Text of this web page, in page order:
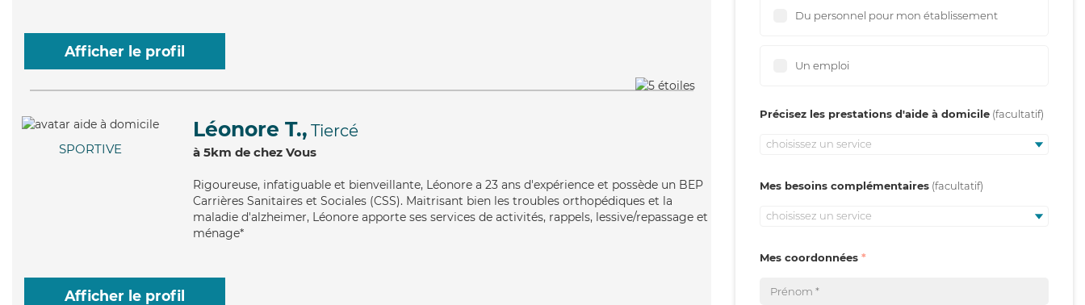
Afficher le profil
SPORTIVE
Léonore T., Tiercé
à 5km de chez Vous
Rigoureuse, infatiguable et bienveillante, Léonore a 23 ans d'expérience et possède un BEP
Carrières Sanitaires et Sociales (CSS). Maitrisant bien les troubles orthopédiques et la
maladie d'alzheimer, Léonore apporte ses services de activités, rappels, lessive/repassage et
ménage*
Afficher le profil
Du personnel pour mon établissement
Un emploi
Précisez les prestations d'aide à domicile
choisissez un service
Mes besoins complémentaires
choisissez un service
Mes coordonnées